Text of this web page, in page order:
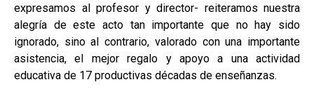
expresamos al profesor y director- reiteramos nuestra
alegría de este acto tan importante que no hay sido
ignorado, sino al contrario, valorado con una importante
asistencia, el mejor regalo y apoyo a una actividad
educativa de 17 productivas décadas de enseñanzas.